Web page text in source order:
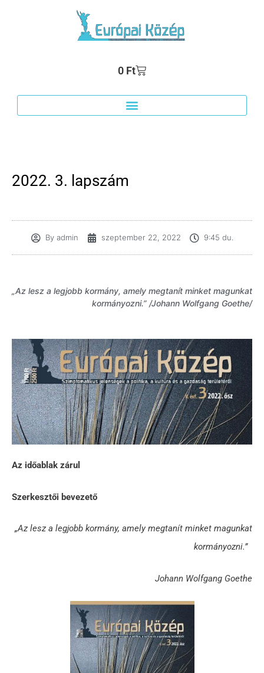
0 Ft
2022. 3. lapszám
Byadmin szeptember 22, 2022 9:45 du.
„Az lesz a legjobb kormány, amely megtanít minket magunkat
kormányozni.” /Johann Wolfgang Goethe/
Az időablak zárul
Szerkesztői bevezető
„Az lesz a legjobb kormány, amely megtanít minket magunkat
kormányozni.”
Johann Wolfgang Goethe